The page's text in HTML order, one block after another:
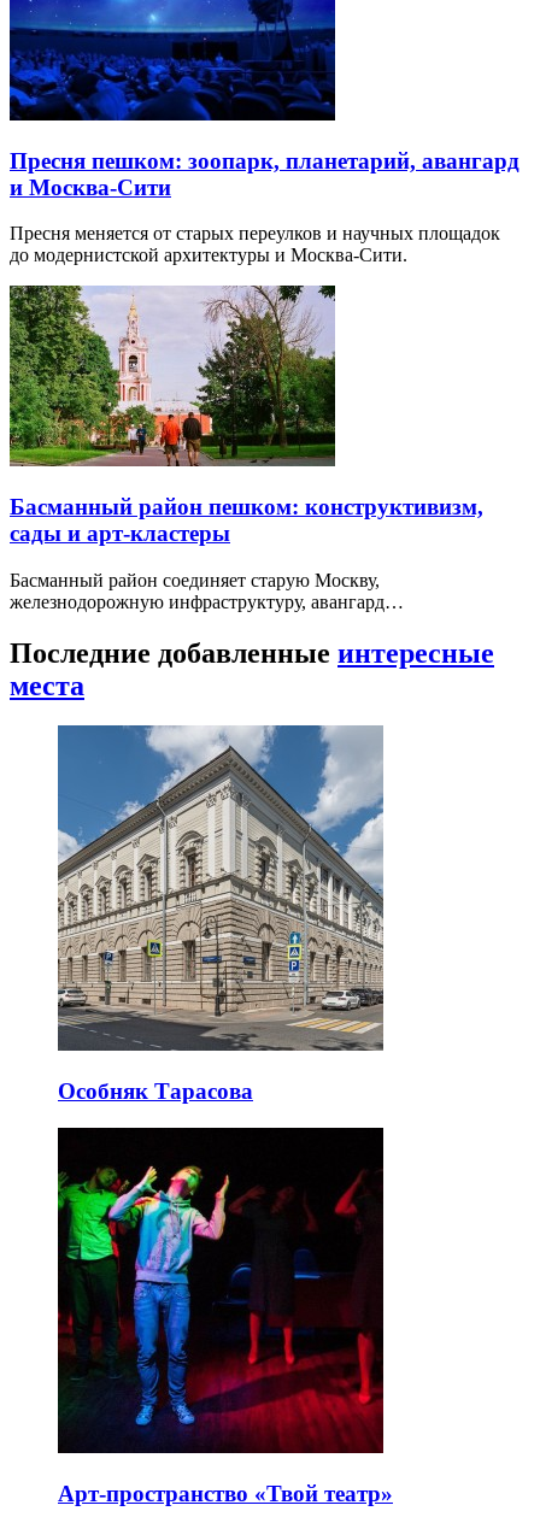
Пресня пешком: зоопарк, планетарий, авангард
и Москва-Сити
Пресня меняется от старых переулков и научных площадок
до модернистской архитектуры и Москва-Сити.
Басманный район пешком: конструктивизм,
сады и арт-кластеры
Басманный район соединяет старую Москву,
железнодорожную инфраструктуру, авангард…
Последние добавленные интересные
места
Особняк Тарасова
Арт-пространство «Твой театр»